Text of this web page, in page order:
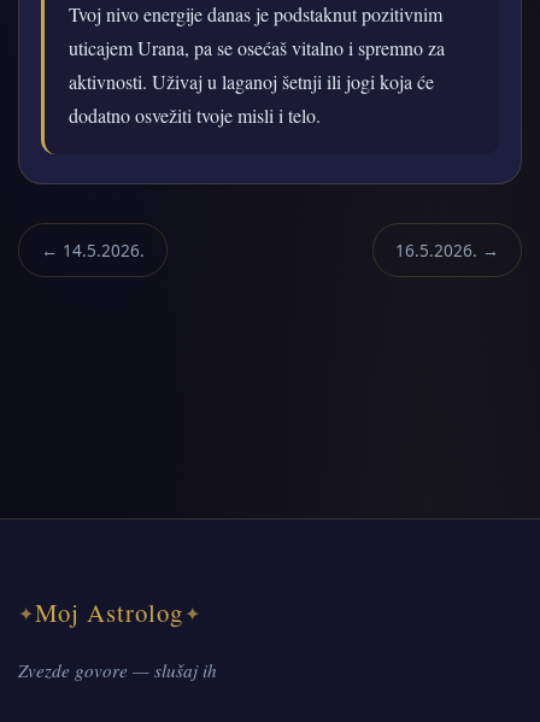
Tvoj nivo energije danas je podstaknut pozitivnim
uticajem Urana, pa se osećaš vitalno i spremno za
aktivnosti. Uživaj u laganoj šetnji ili jogi koja će
dodatno osvežiti tvoje misli i telo.
← 14.5.2026. 16.5.2026. →
✦Moj Astrolog✦
Zvezde govore — slušaj ih